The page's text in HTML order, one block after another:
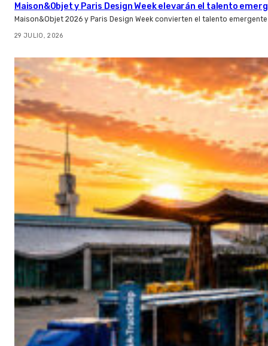
Maison&Objet y Paris Design Week elevarán el talento
Maison&Objet 2026 y Paris Design Week convierten el talento
29 JULIO, 2026